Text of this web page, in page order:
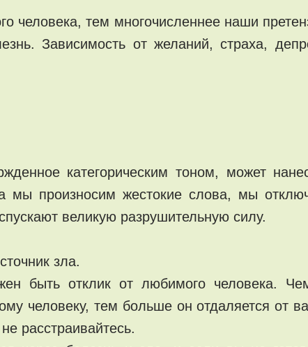
человека, тем многочисленнее наши
Зависимость от желаний, страха,
категорическим тоном, может
мы произносим жестокие слова, мы
великую разрушительную силу.
зла.
быть отклик от любимого человека.
человеку, тем больше он отдаляется от
расстраивайтесь.